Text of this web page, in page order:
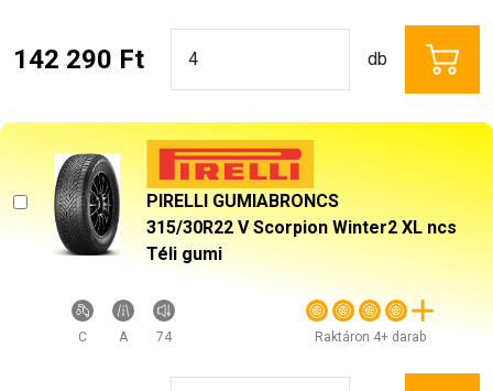
142 290 Ft db
PIRELLI GUMIABRONCS
315/30R22 V Scorpion Winter2 XL ncs
Téli gumi
C A 74 Raktáron 4+ darab